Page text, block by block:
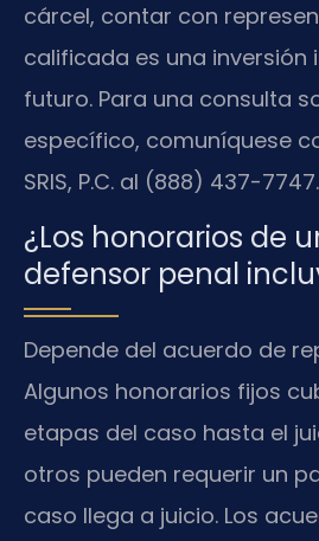
cárcel, contar con
calificada es una inversión
futuro. Para una consulta
específico, comuníquese
SRIS, P.C. al (888) 437-7747.
¿Los honorarios de
defensor penal
Depende del acuerdo de
Algunos honorarios fijos
etapas del caso hasta el
otros pueden requerir un
caso llega a juicio. Los